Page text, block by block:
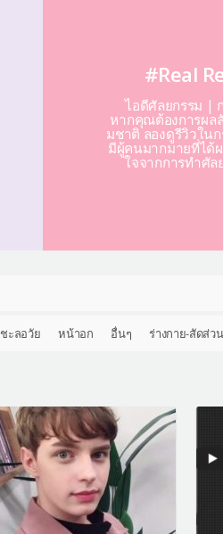
#Real
ไอดีศัลยกรรม |
หากคุณต้องการผล
มชาติ ลองดูรีวิวใน
มีผู้คนมากมายที่ได้
ใจจากการทำศัล
ชะลอวัย หน้าอก อื่นๆ ร่างกาย-สัดส่วน